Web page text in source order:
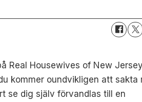
Real Housewives of New Jersey
kommer oundvikligen att sakta
se dig själv förvandlas till en